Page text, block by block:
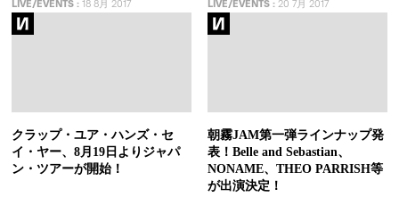
LIVE/EVENTS : 18 8月 2017
クラップ・ユア・ハンズ・セ
イ・ヤー、8月19日よりジャパ
ン・ツアーが開始！
LIVE/EVENTS:20 7月 2017
朝霧JAM第一弾ラインナップ発
表！Belle and Sebastian、
NONAME、THEO PARRISH等
が出演決定！